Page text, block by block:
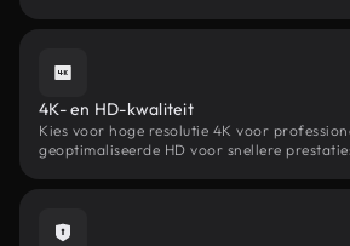
4K- en HD-kwaliteit
Kies voor hoge resolutie 4K voor
geoptimaliseerde HD voor snellere